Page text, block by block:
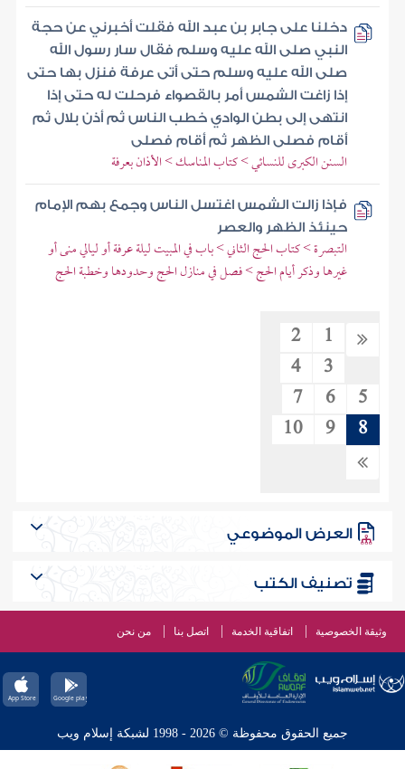
دخلنا على جابر بن عبد الله فقلت أخبرني عن حجة
النبي صلى الله عليه وسلم فقال سار رسول الله
صلى الله عليه وسلم حتى أتى عرفة فنزل بها حتى
إذا زاغت الشمس أمر بالقصواء فرحلت له حتى إذا
انتهى إلى بطن الوادي خطب الناس ثم أذن بلال ثم
أقام فصلى الظهر ثم أقام فصلى
السنن الكبرى للنسائي > كتاب المناسك > الأذان بعرفة
فإذا زالت الشمس اغتسل الناس وجمع بهم الإمام
حينئذ الظهر والعصر
التبصرة > كتاب الحج الثاني > باب في المبيت ليلة عرفة أو ليالي منى أو
غيرها وذكر أيام الحج > فصل في منازل الحج وحدودها وخطبة الحج
1
2
3
4
5
6
7
8
9
10
العرض الموضوعي
تصنيف الكتب
وثيقة الخصوصية اتفاقية الخدمة اتصل بنا من نحن
جميع الحقوق محفوظة © 2026 - 1998 لشبكة إسلام ويب